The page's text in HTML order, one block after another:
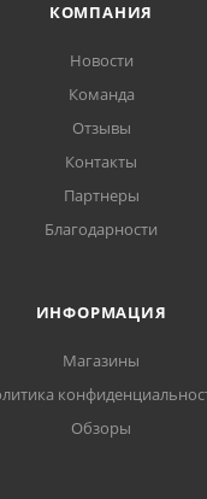
КОМПАНИЯ
Новости
Команда
Отзывы
Контакты
Партнеры
Благодарности
ИНФОРМАЦИЯ
Магазины
Обзоры